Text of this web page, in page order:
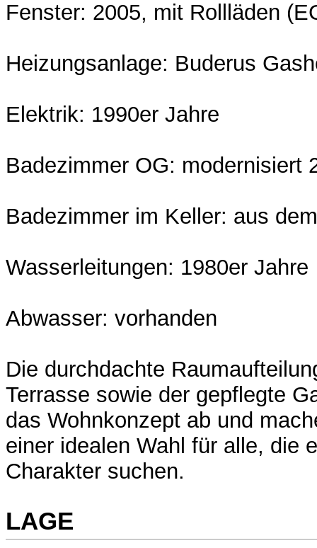
Fenster: 2005, mit Rollläden
Heizungsanlage: Buderus
Elektrik: 1990er Jahre
Badezimmer OG: modernisiert
Badezimmer im Keller: aus
Wasserleitungen: 1980er Jahre
Abwasser: vorhanden
Die durchdachte
Terrasse sowie der gepflegte
das Wohnkonzept ab und
einer idealen Wahl für alle, die
Charakter suchen.
LAGE